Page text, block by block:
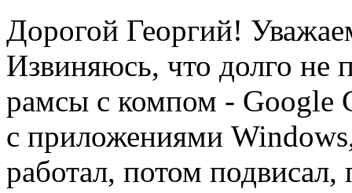
Дорогой Георгий!
Извиняюсь, что долго не
рамсы с компом - Google
с приложениями
работал, потом